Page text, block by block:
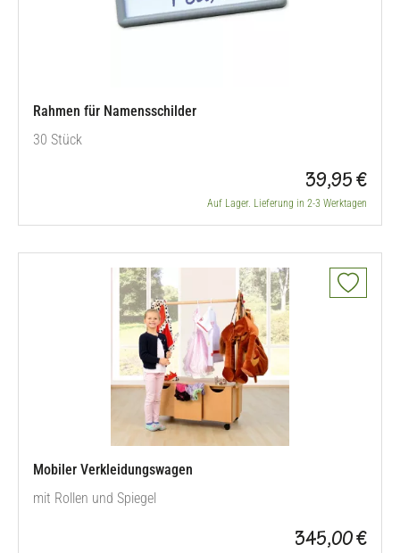
Rahmen für Namensschilder
30 Stück
39,95 €
Auf Lager. Lieferung in 2-3 Werktagen
Mobiler Verkleidungswagen
mit Rollen und Spiegel
345,00 €